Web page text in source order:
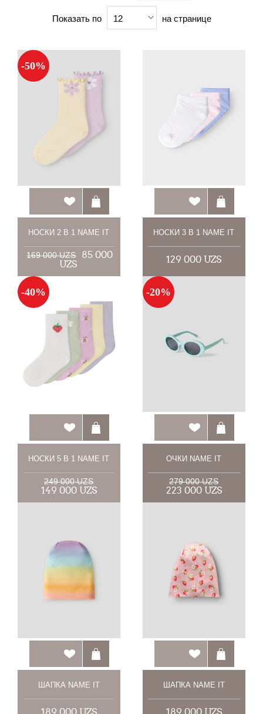
Показать по 12 на странице
-50%
НОСКИ 2 В 1 NAME IT
169 000 UZS
85 000
UZS
НОСКИ 3 В 1 NAME IT
129 000 UZS
-40%
НОСКИ 5 В 1 NAME IT
249 000 UZS
149 000 UZS
-20%
ОЧКИ NAME IT
279 000 UZS
223 000 UZS
ШАПКА NAME IT ШАПКА NAME IT